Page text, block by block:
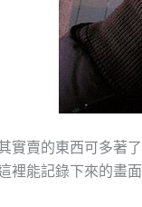
實賣的東西可多著
裡能記錄下來的畫